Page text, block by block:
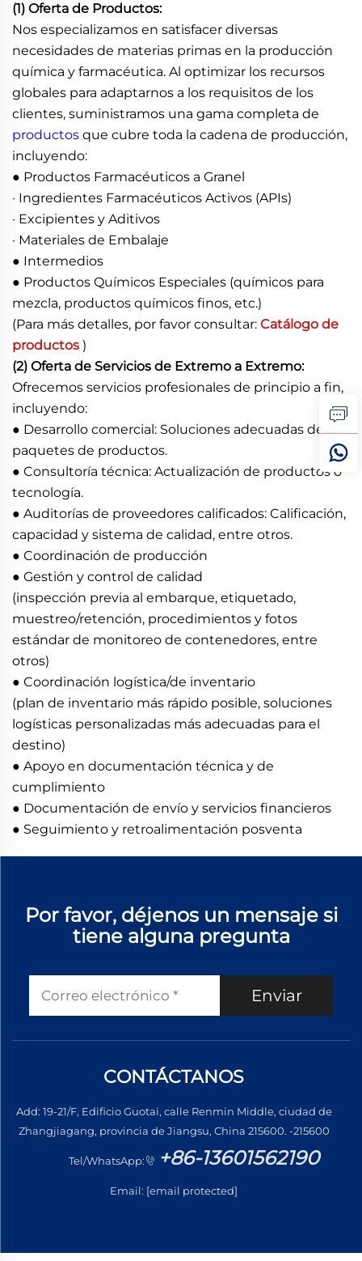
(1) Oferta de Productos:
Nos especializamos en satisfacer diversas
necesidades de materias primas en la producción
química y farmacéutica. Al optimizar los recursos
globales para adaptarnos a los requisitos de los
clientes, suministramos una gama completa de
productos que cubre toda la cadena de producción,
incluyendo:
● Productos Farmacéuticos a Granel
· Ingredientes Farmacéuticos Activos (APIs)
· Excipientes y Aditivos
· Materiales de Embalaje
● Intermedios
● Productos Químicos Especiales (químicos para
mezcla, productos químicos finos, etc.)
(Para más detalles, por favor consultar: Catálogo de
productos )
(2) Oferta de Servicios de Extremo a Extremo:
Ofrecemos servicios profesionales de principio a fin,
incluyendo:
● Desarrollo comercial: Soluciones adecuadas de
paquetes de productos.
● Consultoría técnica: Actualización de productos o
tecnología.
● Auditorías de proveedores calificados: Calificación,
capacidad y sistema de calidad, entre otros.
● Coordinación de producción
● Gestión y control de calidad
(inspección previa al embarque, etiquetado,
muestreo/retención, procedimientos y fotos
estándar de monitoreo de contenedores, entre
otros)
● Coordinación logística/de inventario
(plan de inventario más rápido posible, soluciones
logísticas personalizadas más adecuadas para el
destino)
● Apoyo en documentación técnica y de
cumplimiento
● Documentación de envío y servicios financieros
● Seguimiento y retroalimentación posventa
Por favor, déjenos un mensaje si
tiene alguna pregunta
Enviar
CONTÁCTANOS
Add: 19-21/F, Edificio Guotai, calle Renmin Middle, ciudad de
Zhangjiagang, provincia de Jiangsu, China 215600. -215600
Tel/WhatsApp: +86-13601562190
Email: [email protected]